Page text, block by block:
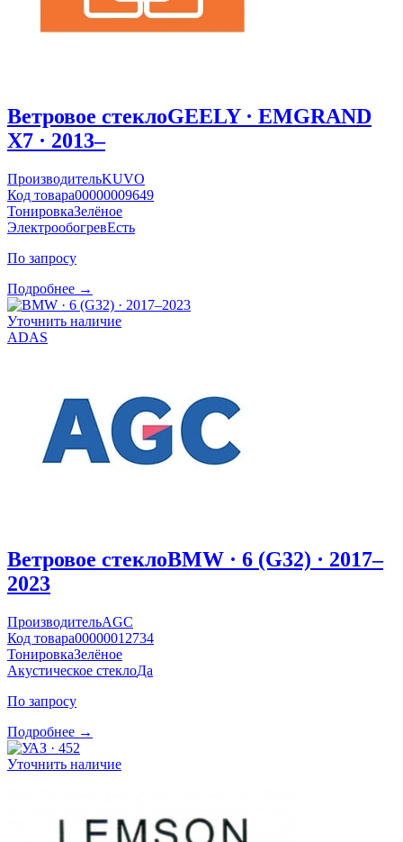
Ветровое стеклоGEELY · EMGRAND
X7 · 2013–
ПроизводительKUVO
Код товара00000009649
ТонировкаЗелёное
ЭлектрообогревЕсть
По запросу
Подробнее →
Уточнить наличие
ADAS
Ветровое стеклоBMW · 6 (G32) · 2017–
2023
ПроизводительAGC
Код товара00000012734
ТонировкаЗелёное
Акустическое стеклоДа
По запросу
Подробнее →
Уточнить наличие